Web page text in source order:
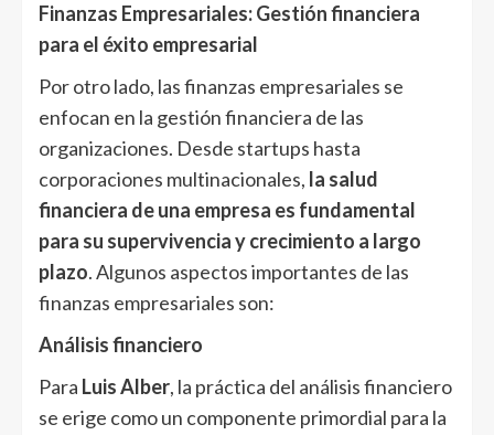
Finanzas Empresariales: Gestión financiera
para el éxito empresarial
Por otro lado, las finanzas empresariales se
enfocan en la gestión financiera de las
organizaciones. Desde startups hasta
corporaciones multinacionales, la salud
financiera de una empresa es fundamental
para su supervivencia y crecimiento a largo
plazo. Algunos aspectos importantes de las
finanzas empresariales son:
Análisis financiero
Para Luis Alber, la práctica del análisis financiero
se erige como un componente primordial para la